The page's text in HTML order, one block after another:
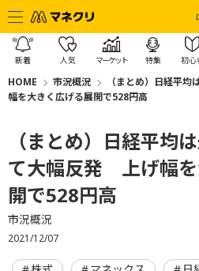
新着 人気 マーケット 特集 初心
HOME 市況概況
（まとめ）日経平
幅を大きく広げる展開で528円高
（まとめ）日経平均
て大幅反発 上げ幅
開で528円高
市況概況
2021/12/07